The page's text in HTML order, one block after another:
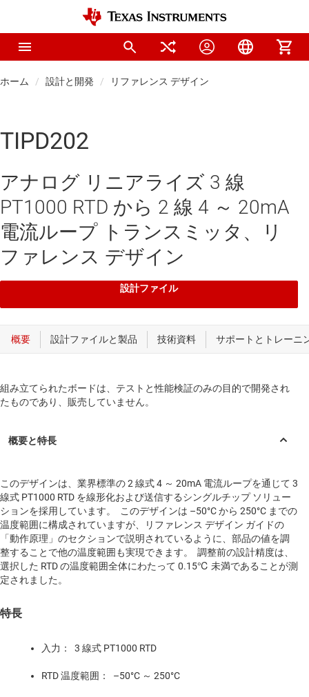
ホーム 設計と開発 リファレンス デザイン
TIPD202
アナログ リニアライズ 3 線
PT1000 RTD から 2 線 4 ～ 20mA
電流ループ トランスミッタ、リ
ファレンス デザイン
設計ファイル
このデザインは、業界標準の 2 線式 4 ～ 20mA 電流ループを通じて 3
線式 PT1000 RTD を線形化および送信するシングルチップ ソリュー
ションを採用しています。 このデザインは –50°C から 250°C までの
温度範囲に構成されていますが、リファレンス デザイン ガイドの
「動作原理」のセクションで説明されているように、部品の値を調
整することで他の温度範囲も実現できます。 調整前の設計精度は、
選択した RTD の温度範囲全体にわたって 0.15℃ 未満であることが測
定されました。
特長
入力： 3 線式 PT1000 RTD
RTD 温度範囲： –50°C ～ 250°C
組み立てられたボードは、テストと性能検証のみの目的で開発され
たものであり、販売していません。